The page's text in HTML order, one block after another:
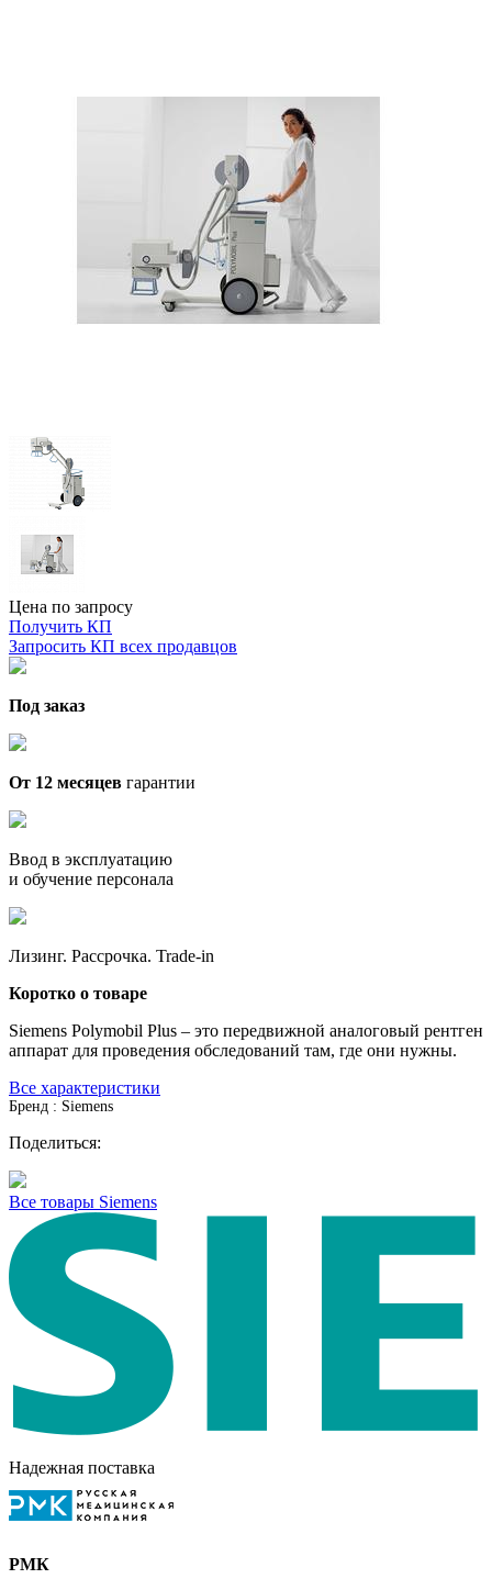
Цена по запросу
Получить КП
Запросить КП всех продавцов
Под заказ
От 12 месяцев гарантии
Ввод в эксплуатацию
и обучение персонала
Лизинг. Рассрочка. Trade-in
Коротко о товаре
Siemens Polymobil Plus – это передвижной аналоговый рентген
аппарат для проведения обследований там, где они нужны.
Все характеристики
Бренд : Siemens
Поделиться:
Все товары Siemens
Надежная поставка
РМК